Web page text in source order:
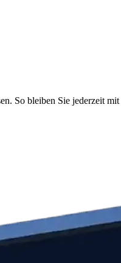
So bleiben Sie jederzeit